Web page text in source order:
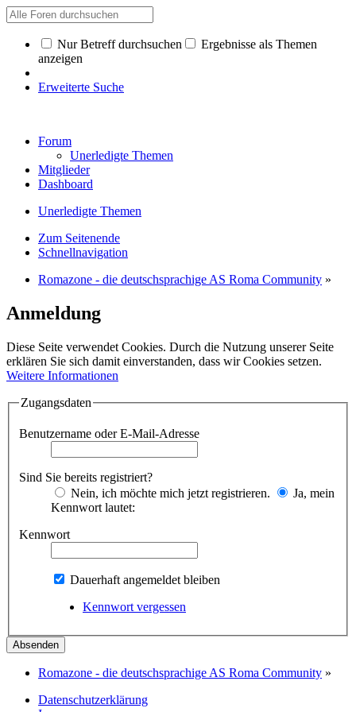
Nur Betreff durchsuchen
Ergebnisse als Themen
anzeigen
Erweiterte Suche
Forum
Unerledigte Themen
Mitglieder
Dashboard
Unerledigte Themen
Zum Seitenende
Schnellnavigation
Romazone - die deutschsprachige AS Roma Community »
Anmeldung
Diese Seite verwendet Cookies. Durch die Nutzung unserer Seite
erklären Sie sich damit einverstanden, dass wir Cookies setzen.
Weitere Informationen
Zugangsdaten
Benutzername oder E-Mail-Adresse
Sind Sie bereits registriert?
Nein, ich möchte mich jetzt registrieren.
Ja, mein
Kennwort lautet:
Kennwort
Dauerhaft angemeldet bleiben
Kennwort vergessen
Romazone - die deutschsprachige AS Roma Community »
Datenschutzerklärung